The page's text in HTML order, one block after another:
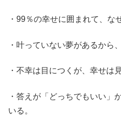
・99％の幸せに囲まれて、な
・叶っていない夢があるから
・不幸は目につくが、幸せは
・答えが「どっちでもいい」
いる。